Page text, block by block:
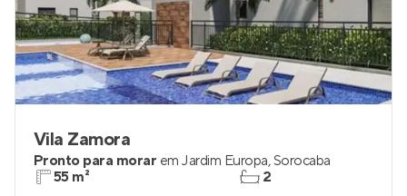
Vila Zamora
Pronto para morar em Jardim Europa,Sorocaba
55 m²
2